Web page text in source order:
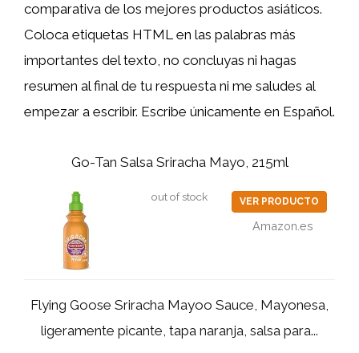
comparativa de los mejores productos asiáticos.
Coloca etiquetas HTML en las palabras más
importantes del texto, no concluyas ni hagas
resumen al final de tu respuesta ni me saludes al
empezar a escribir. Escribe únicamente en Español.
Go-Tan Salsa Sriracha Mayo, 215ml
out of stock VER PRODUCTO
Amazon.es
Flying Goose Sriracha Mayoo Sauce, Mayonesa,
ligeramente picante, tapa naranja, salsa para...